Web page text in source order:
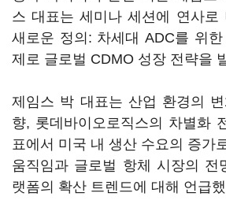
스 대표는 세미나 세션에 연사로
새로운 정의: 차세대 ADC를 위
제로 글로벌 CDMO 성장 전략을
제임스 박 대표는 산업 환경의
향, 롯데바이오로직스의 차별화
표에서 미국 내 생산 수요의 증가
움직임과 글로벌 항체 시장의 전
랫폼의 확산 트렌드에 대해 언급